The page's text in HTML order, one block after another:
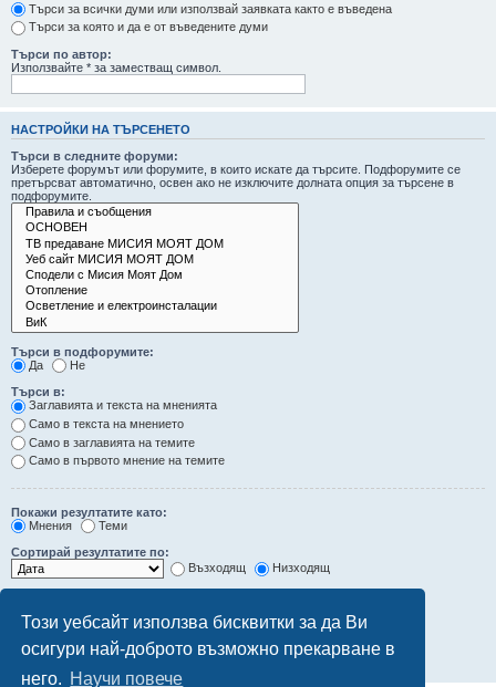
Този уебсайт използва бисквитки за да Ви
осигури най-доброто възможно прекарване в
него. Научи повече
Търси за всички думи или използвай заявката както е въведена
Търси за която и да е от въведените думи
Търси по автор:
Използвайте * за заместващ символ.
НАСТРОЙКИ НА ТЪРСЕНЕТО
Търси в следните форуми:
Изберете форумът или форумите, в които искате да търсите. Подфорумите се
претърсват автоматично, освен ако не изключите долната опция за търсене в
подфорумите.
Търси в подфорумите:
Да
Не
Търси в:
Заглавията и текста на мненията
Само в текста на мнението
Само в заглавията на темите
Само в първото мнение на темите
Покажи резултатите като:
Мнения
Теми
Сортирай резултатите по:
Възходящ
Низходящ
Покажи първите:
символа от мненията